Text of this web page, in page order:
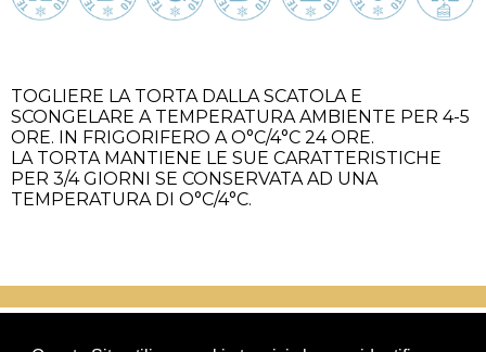
TOGLIERE LA TORTA DALLA SCATOLA E
SCONGELARE A TEMPERATURA AMBIENTE PER 4-5
ORE. IN FRIGORIFERO A O°C/4°C 24 ORE.
LA TORTA MANTIENE LE SUE CARATTERISTICHE
PER 3/4 GIORNI SE CONSERVATA AD UNA
TEMPERATURA DI O°C/4°C.